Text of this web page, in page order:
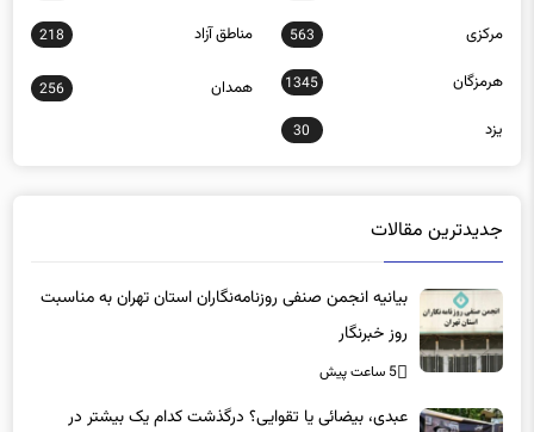
مرکزی 563 مناطق آزاد 218
هرمزگان 1345 همدان 256
یزد 30
جدیدترین مقالات
بیانیه انجمن صنفی روزنامه‌نگاران استان تهران به مناسبت
روز خبرنگار
5 ساعت پیش
عبدی، بیضائی یا تقوایی؟ درگذشت کدام یک بیشتر در